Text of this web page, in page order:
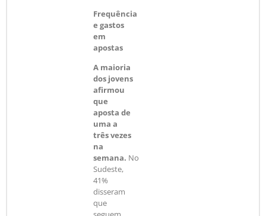
Frequência
e gastos
em
apostas
A maioria
dos jovens
afirmou
que
aposta de
uma a
três vezes
na
semana. No
Sudeste,
41%
disseram
que